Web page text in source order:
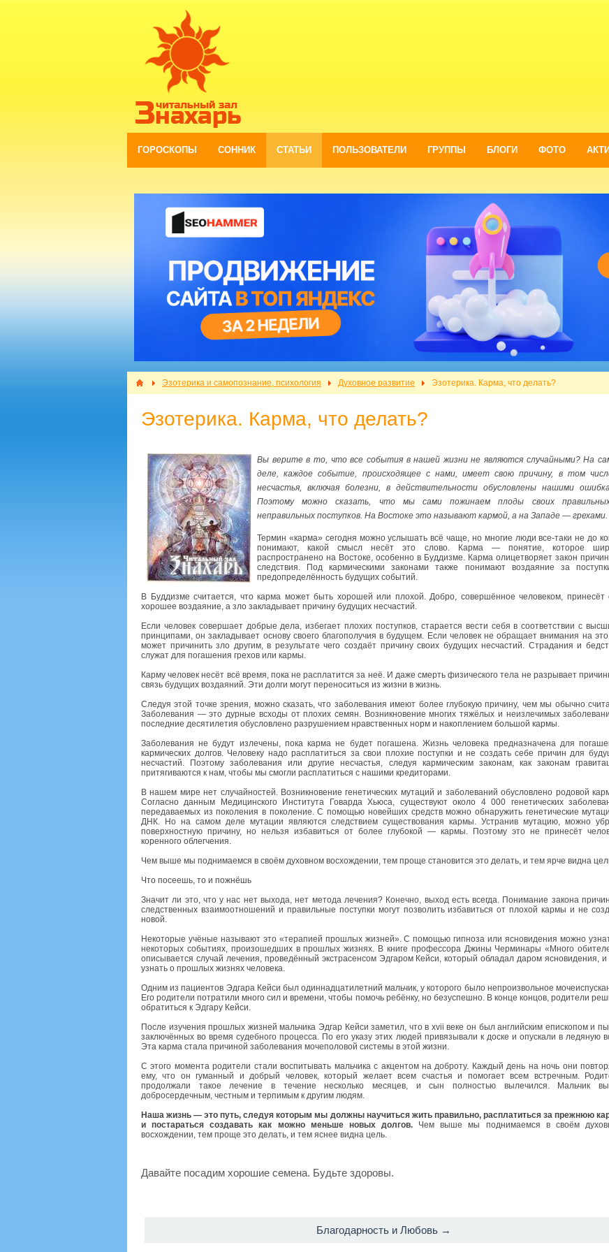
ГОРОСКОПЫ СОННИК СТАТЬИ ПОЛЬЗОВАТЕЛИ ГРУППЫ БЛОГИ ФОТО
Эзотерика и самопознание, психология Духовное развитие Эзотерика. Карма, что делать?
Эзотерика. Карма, что делать?
Вы верите в то, что все события в нашей жизни не являются случайными? На
деле, каждое событие, происходящее с нами, имеет свою причину, в том
несчастья, включая болезни, в действительности обусловлены нашими
Поэтому можно сказать, что мы сами пожинаем плоды своих
неправильных поступков. На Востоке это называют кармой, а на Западе — грехами.
Термин «карма» сегодня можно услышать всё чаще, но многие люди все-таки не до
понимают, какой смысл несёт это слово. Карма — понятие, которое
распространено на Востоке, особенно в Буддизме. Карма олицетворяет закон
следствия. Под кармическими законами также понимают воздаяние за
предопределённость будущих событий.
В Буддизме считается, что карма может быть хорошей или плохой. Добро, совершённое человеком, принесёт
хорошее воздаяние, а зло закладывает причину будущих несчастий.
Если человек совершает добрые дела, избегает плохих поступков, старается вести себя в соответствии с
принципами, он закладывает основу своего благополучия в будущем. Если человек не обращает внимания на
может причинить зло другим, в результате чего создаёт причину своих будущих несчастий. Страдания и
служат для погашения грехов или кармы.
Карму человек несёт всё время, пока не расплатится за неё. И даже смерть физического тела не разрывает
связь будущих воздаяний. Эти долги могут переноситься из жизни в жизнь.
Следуя этой точке зрения, можно сказать, что заболевания имеют более глубокую причину, чем мы обычно
Заболевания — это дурные всходы от плохих семян. Возникновение многих тяжёлых и неизлечимых
последние десятилетия обусловлено разрушением нравственных норм и накоплением большой кармы.
Заболевания не будут излечены, пока карма не будет погашена. Жизнь человека предназначена для
кармических долгов. Человеку надо расплатиться за свои плохие поступки и не создать себе причин для
несчастий. Поэтому заболевания или другие несчастья, следуя кармическим законам, как законам
притягиваются к нам, чтобы мы смогли расплатиться с нашими кредиторами.
В нашем мире нет случайностей. Возникновение генетических мутаций и заболеваний обусловлено родовой
Согласно данным Медицинского Института Говарда Хьюса, существуют около 4 000 генетических
передаваемых из поколения в поколение. С помощью новейших средств можно обнаружить генетические
ДНК. Но на самом деле мутации являются следствием существования кармы. Устранив мутацию, можно
поверхностную причину, но нельзя избавиться от более глубокой — кармы. Поэтому это не принесёт
коренного облегчения.
Чем выше мы поднимаемся в своём духовном восхождении, тем проще становится это делать, и тем ярче видна
Что посеешь, то и пожнёшь
Значит ли это, что у нас нет выхода, нет метода лечения? Конечно, выход есть всегда. Понимание закона
следственных взаимоотношений и правильные поступки могут позволить избавиться от плохой кармы и не
новой.
Некоторые учёные называют это «терапией прошлых жизней». С помощью гипноза или ясновидения можно
некоторых событиях, произошедших в прошлых жизнях. В книге профессора Джины Черминары «Много
описывается случай лечения, проведённый экстрасенсом Эдгаром Кейси, который обладал даром ясновидения, и
узнать о прошлых жизнях человека.
Одним из пациентов Эдгара Кейси был одиннадцатилетний мальчик, у которого было непроизвольное
Его родители потратили много сил и времени, чтобы помочь ребёнку, но безуспешно. В конце концов, родители
обратиться к Эдгару Кейси.
После изучения прошлых жизней мальчика Эдгар Кейси заметил, что в xvii веке он был английским епископом и
заключённых во время судебного процесса. По его указу этих людей привязывали к доске и опускали в ледяную
Эта карма стала причиной заболевания мочеполовой системы в этой жизни.
С этого момента родители стали воспитывать мальчика с акцентом на доброту. Каждый день на ночь они
ему, что он гуманный и добрый человек, который желает всем счастья и помогает всем встречным.
продолжали такое лечение в течение несколько месяцев, и сын полностью вылечился. Мальчик
добросердечным, честным и терпимым к другим людям.
Наша жизнь — это путь, следуя которым мы должны научиться жить правильно, расплатиться за прежнюю
и постараться создавать как можно меньше новых долгов. Чем выше мы поднимаемся в своём
восхождении, тем проще это делать, и тем яснее видна цель.
Давайте посадим хорошие семена. Будьте здоровы.
Благодарность и Любовь →